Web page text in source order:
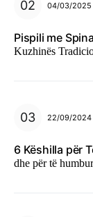
04/03/2025
Pispili me
Kuzhinës
22/09/2024
6 Këshilla për
dhe për të